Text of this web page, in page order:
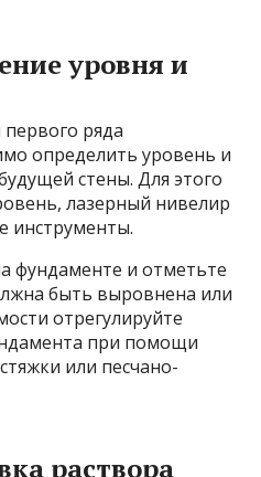
уровня и
ряда
определить уровень и
стены. Для этого
лазерный нивелир
инструменты.
фундаменте и отметьте
быть выровнена или
отрегулируйте
при помощи
или песчано-
раствора